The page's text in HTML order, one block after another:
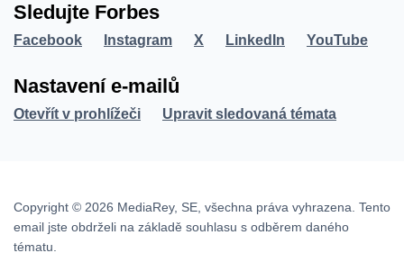
Sledujte Forbes
Facebook Instagram X LinkedIn YouTube
Nastavení e-mailů
Otevřít v prohlížeči Upravit sledovaná témata
Copyright © 2026 MediaRey, SE, všechna práva vyhrazena. Tento
email jste obdrželi na základě souhlasu s odběrem daného
tématu.